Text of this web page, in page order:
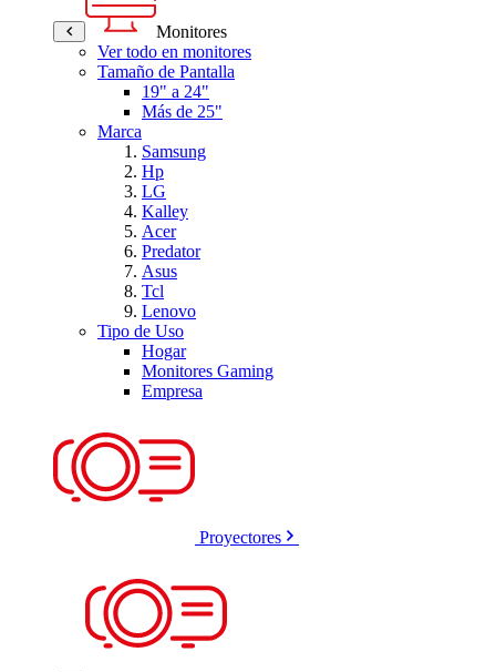
Monitores
Ver todo en monitores
Tamaño de Pantalla
19" a 24"
Más de 25"
Marca
Samsung
Hp
LG
Kalley
Acer
Predator
Asus
Tcl
Lenovo
Tipo de Uso
Hogar
Monitores Gaming
Empresa
Proyectores